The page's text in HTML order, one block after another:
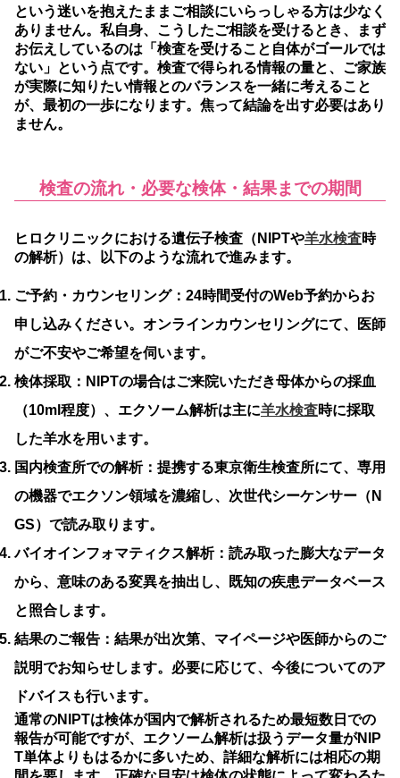
という迷いを抱えたままご相談にいらっしゃる方は少なく
ありません。私自身、こうしたご相談を受けるとき、まず
お伝えしているのは「検査を受けること自体がゴールでは
ない」という点です。検査で得られる情報の量と、ご家族
が実際に知りたい情報とのバランスを一緒に考えること
が、最初の一歩になります。焦って結論を出す必要はあり
ません。
検査の流れ・必要な検体・結果までの期間
ヒロクリニックにおける遺伝子検査（NIPTや羊水検査時
の解析）は、以下のような流れで進みます。
ご予約・カウンセリング： 24時間受付のWeb予約からお
申し込みください。オンラインカウンセリングにて、医師
がご不安やご希望を伺います。
検体採取： NIPTの場合はご来院いただき母体からの採血
（10ml程度）、エクソーム解析は主に羊水検査時に採取
した羊水を用います。
国内検査所での解析： 提携する東京衛生検査所にて、専用
の機器でエクソン領域を濃縮し、次世代シーケンサー（N
GS）で読み取ります。
バイオインフォマティクス解析： 読み取った膨大なデータ
から、意味のある変異を抽出し、既知の疾患データベース
と照合します。
結果のご報告： 結果が出次第、マイページや医師からのご
説明でお知らせします。必要に応じて、今後についてのア
ドバイスも行います。
通常のNIPTは検体が国内で解析されるため最短数日での
報告が可能ですが、 エクソーム解析は扱うデータ量がNIP
T単体よりもはるかに多いため、詳細な解析には相応の期